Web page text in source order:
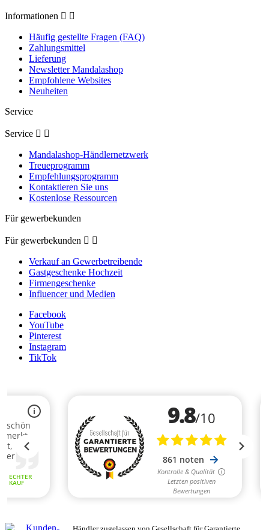
Informationen  
Häufig gestellte Fragen (FAQ)
Zahlungsmittel
Lieferung
Newsletter Mandalashop
Empfohlene Websites
Neuheiten
Service
Service  
Mandalashop-Händlernetzwerk
Treueprogramm
Empfehlungsprogramm
Kontaktieren Sie uns
Kostenlose Ressourcen
Für gewerbekunden
Für gewerbekunden  
Verkauf an Gewerbetreibende
Gastgeschenke Hochzeit
Firmengeschenke
Influencer und Medien
Facebook
YouTube
Pinterest
Instagram
TikTok